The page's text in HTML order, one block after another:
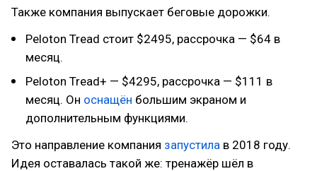
Также компания выпускает беговые дорожки.
Peloton Tread стоит $2495, рассрочка — $64 в
месяц.
Peloton Tread+ — $4295, рассрочка — $111 в
месяц. Он оснащён большим экраном и
дополнительным функциями.
Это направление компания запустила в 2018 году.
Идея оставалась такой же: тренажёр шёл в